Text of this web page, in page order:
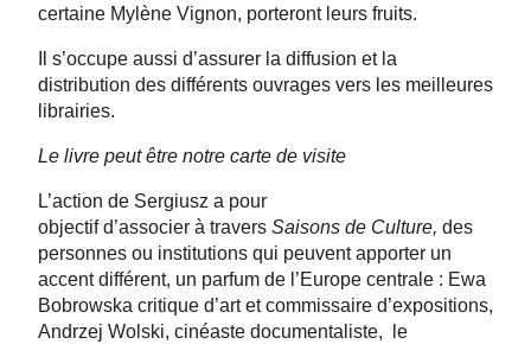
certaine Mylène Vignon, porteront leurs fruits.
Il s’occupe aussi d’assurer la diffusion et la
distribution des différents ouvrages vers les meilleures
librairies.
Le livre peut être notre carte de visite
L’action de Sergiusz a pour
objectif d’associer à travers Saisons de Culture, des
personnes ou institutions qui peuvent apporter un
accent différent, un parfum de l’Europe centrale : Ewa
Bobrowska critique d’art et commissaire d’expositions,
Andrzej Wolski, cinéaste documentaliste, le